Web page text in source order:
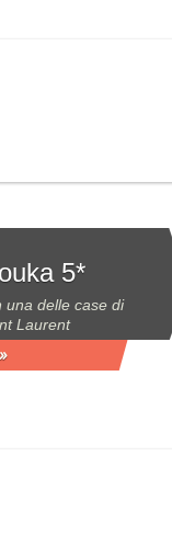
5*
una delle case di
Laurent